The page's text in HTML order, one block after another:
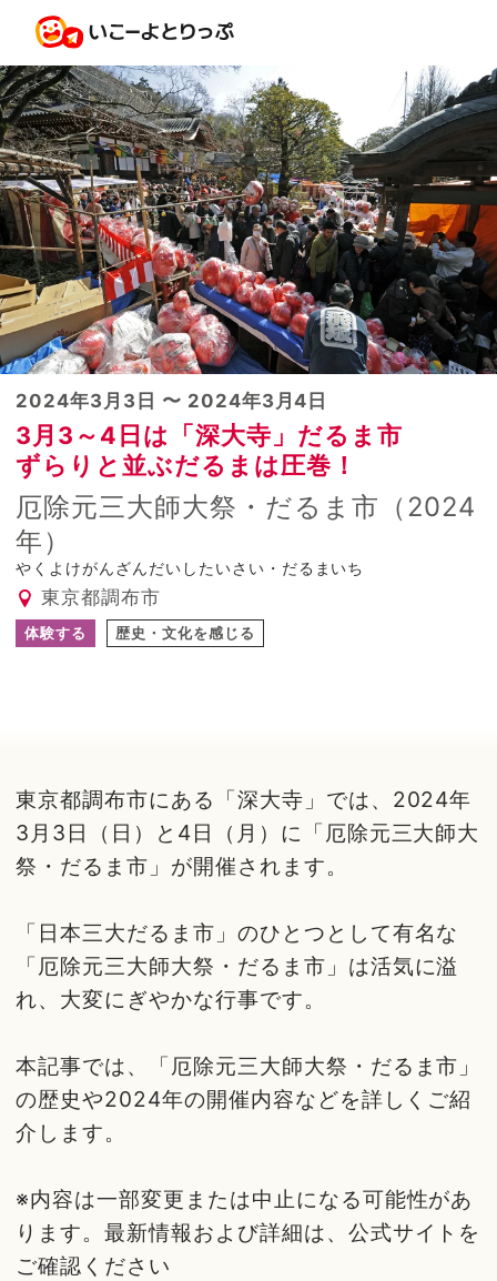
2024年3月3日 〜 2024年3月4日
3月3～4日は「深大寺」だるま市
ずらりと並ぶだるまは圧巻！
厄除元三大師大祭・だるま市（2024
年）
やくよけがんざんだいしたいさい・だるまいち
東京都調布市
体験する 歴史・文化を感じる
東京都調布市にある「深大寺」では、2024年
3月3日（日）と4日（月）に「厄除元三大師大
祭・だるま市」が開催されます。
「日本三大だるま市」のひとつとして有名な
「厄除元三大師大祭・だるま市」は活気に溢
れ、大変にぎやかな行事です。
本記事では、「厄除元三大師大祭・だるま市」
の歴史や2024年の開催内容などを詳しくご紹
介します。
※内容は一部変更または中止になる可能性があ
ります。最新情報および詳細は、公式サイトを
ご確認ください